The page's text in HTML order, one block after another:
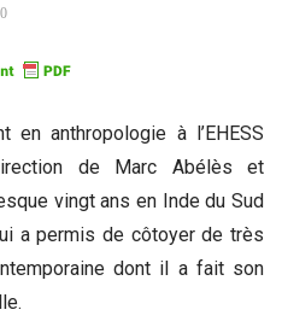
0
en anthropologie à l’EHESS
de Marc Abélès et
vingt ans en Inde du Sud
a permis de côtoyer de très
dont il a fait son